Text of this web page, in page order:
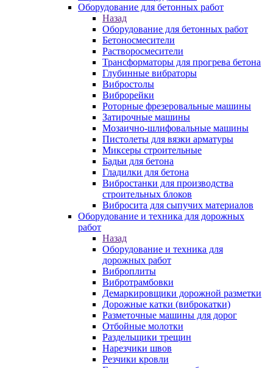
Оборудование для бетонных работ
Назад
Оборудование для бетонных работ
Бетоносмесители
Растворосмесители
Трансформаторы для прогрева бетона
Глубинные вибраторы
Вибростолы
Виброрейки
Роторные фрезеровальные машины
Затирочные машины
Мозаично-шлифовальные машины
Пистолеты для вязки арматуры
Миксеры строительные
Бадьи для бетона
Гладилки для бетона
Вибростанки для производства
строительных блоков
Вибросита для сыпучих материалов
Оборудование и техника для дорожных
работ
Назад
Оборудование и техника для
дорожных работ
Виброплиты
Вибротрамбовки
Демаркировщики дорожной разметки
Дорожные катки (виброкатки)
Разметочные машины для дорог
Отбойные молотки
Раздельщики трещин
Нарезчики швов
Резчики кровли